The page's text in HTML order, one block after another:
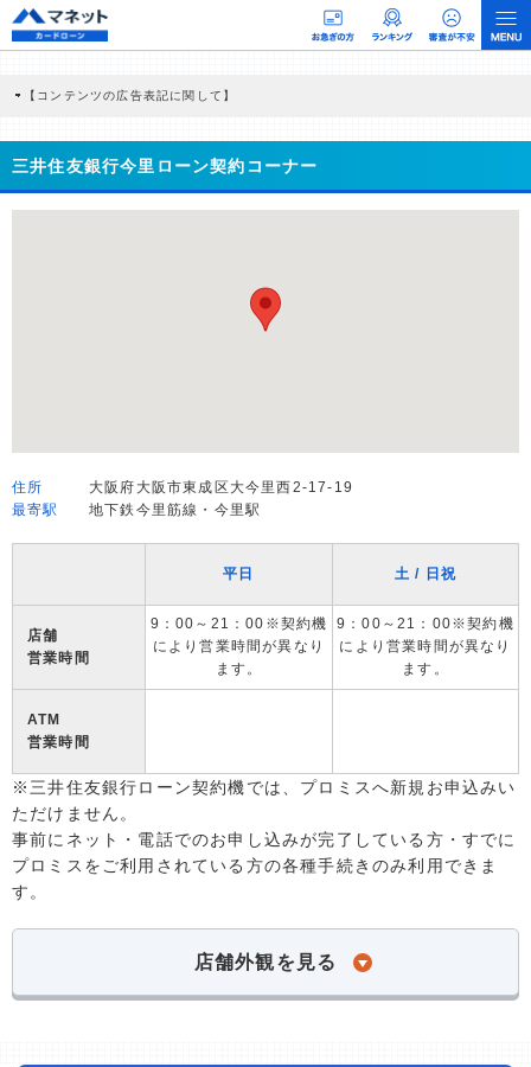
【コンテンツの広告表記に関して】
商品を根拠なくPRするものではなく、当編集部の調査／ユーザーへの口コミ収集な
どに基づき、公平性を担保した情報提供を行っています。
>提携企業一覧
三井住友銀行今里ローン契約コーナー
住所
大阪府大阪市東成区大今里西2-17-19
最寄駅
地下鉄今里筋線・今里駅
平日 土 / 日祝
店舗
営業時間
9：00～21：00※契約機
により営業時間が異なり
ます。
9：00～21：00※契約機
により営業時間が異なり
ます。
ATM
営業時間
※三井住友銀行ローン契約機では、プロミスへ新規お申込みい
ただけません。
事前にネット・電話でのお申し込みが完了している方・すでに
プロミスをご利用されている方の各種手続きのみ利用できま
す。
店舗外観を見る